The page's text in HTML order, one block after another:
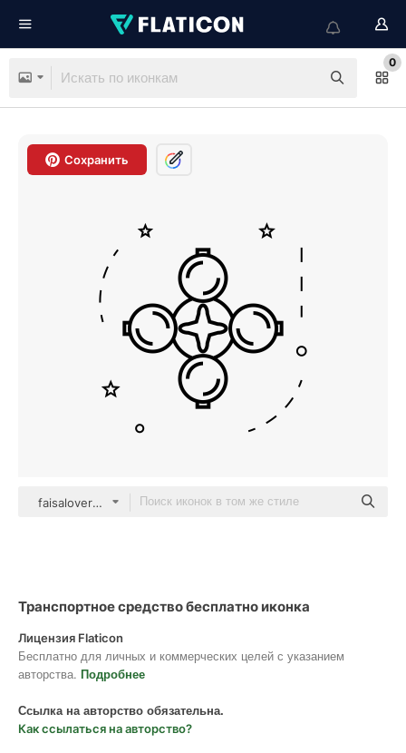
0
Сохранить
faisalovers outline
Транспортное средство бесплатно иконка
Лицензия Flaticon
Бесплатно для личных и коммерческих целей с указанием
авторства. Подробнее
Ссылка на авторство обязательна.
Как ссылаться на авторство?